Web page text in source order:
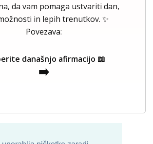
da vam pomaga ustvariti dan,
in lepih trenutkov. ✨
Povezava:
današnjo afirmacijo 📖
➡️